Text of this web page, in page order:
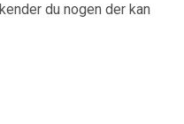
du nogen der kan